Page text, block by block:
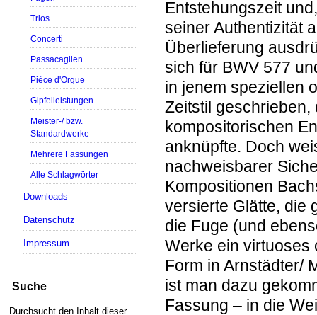
Trios
Concerti
Passacaglien
Pièce d'Orgue
Gipfelleistungen
Meister-/ bzw.
Standardwerke
Mehrere Fassungen
Alle Schlagwörter
Downloads
Datenschutz
Impressum
Suche
Durchsucht den Inhalt dieser
Entstehungszeit
seiner Authentizität
Überlieferung
sich für BWV 577
in jenem speziellen
Zeitstil
kompositorischen
anknüpfte. Doch
nachweisbarer
Kompositionen
versierte Glätte, die
die Fuge (und
Werke ein virtuoses
Form in Arnstädter/
ist man dazu
Fassung – in die